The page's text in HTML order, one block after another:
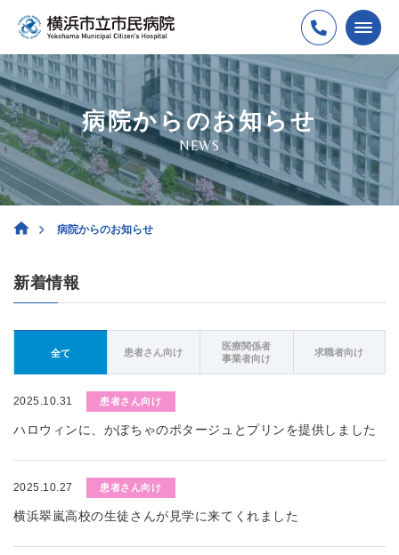
病院からのお知らせ
NEWS
病院からのお知らせ
新着情報
全て 患者さん向け
医療関係者
事業者向け
求職者向け
2025.10.31 患者さん向け
ハロウィンに、かぼちゃのポタージュとプリンを提供しました
2025.10.27 患者さん向け
横浜翠嵐高校の生徒さんが見学に来てくれました